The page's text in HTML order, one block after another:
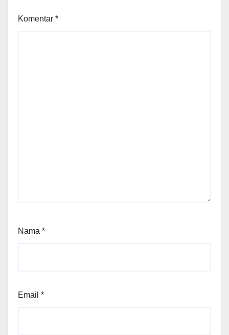
Komentar *
Nama *
Email *